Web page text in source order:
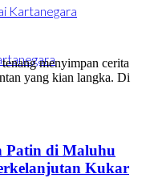
Kartanegara
menyimpan cerita
yang kian langka. Di
Patin di Maluhu
Kukar